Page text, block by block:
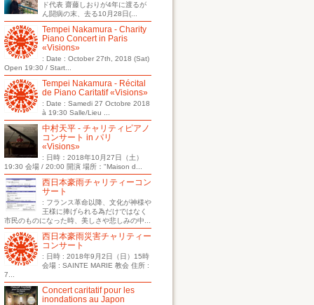
ド代表 齋藤しおりが4年に渡るが
ん闘病の末、去る10月28日(...
Tempei Nakamura - Charity
Piano Concert in Paris
«Visions»
: Date : October 27th, 2018 (Sat)
Open 19:30 / Start...
Tempei Nakamura - Récital
de Piano Caritatif «Visions»
: Date : Samedi 27 Octobre 2018
à 19:30 Salle/Lieu ...
中村天平 - チャリティピアノ
コンサート in パリ
«Visions»
: 日時：2018年10月27日（土）
19:30 会場 / 20:00 開演 場所："Maison d...
西日本豪雨チャリティーコン
サート
: フランス革命以降、文化が神様や
王様に捧げられる為だけではなく
市民のものになった時、美しさや悲しみの中...
西日本豪雨災害チャリティー
コンサート
: 日時 : 2018年9月2日（日）15時
会場 : SAINTE MARIE 教会 住所 :
7...
Concert caritatif pour les
inondations au Japon